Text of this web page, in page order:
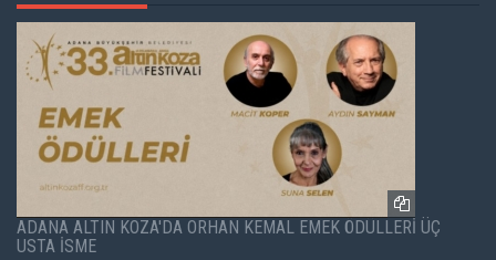
ADANA ALTIN KOZA'DA ORHAN KEMAL EMEK ÖDÜLLERİ ÜÇ
USTA İSME